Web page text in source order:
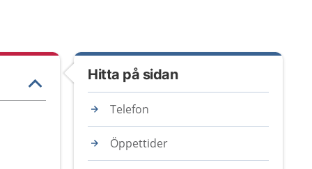
Hitta på sidan
Telefon
Öppettider